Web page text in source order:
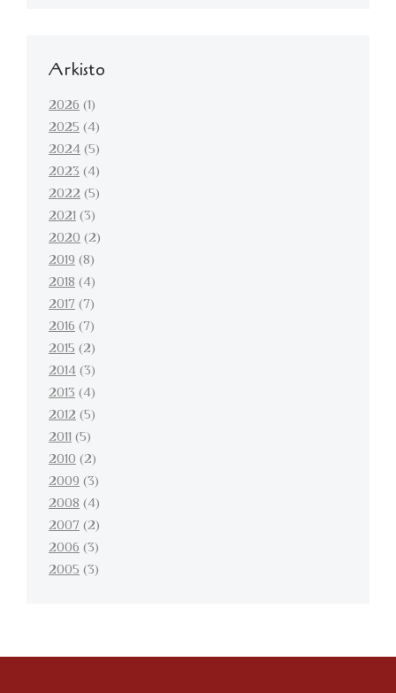
Arkisto
2026(1)
2025(4)
2024(5)
2023(4)
2022(5)
2021(3)
2020(2)
2019(8)
2018(4)
2017(7)
2016(7)
2015(2)
2014(3)
2013(4)
2012(5)
2011(5)
2010(2)
2009(3)
2008(4)
2007(2)
2006(3)
2005(3)